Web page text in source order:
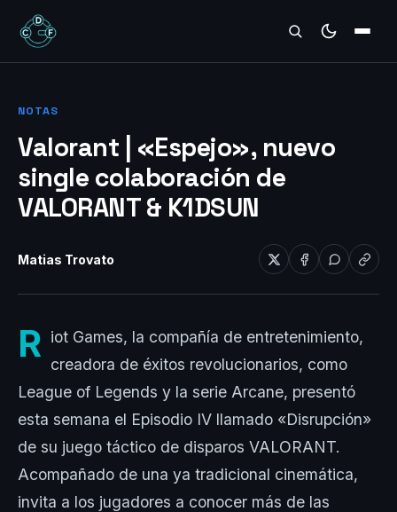
REVIEWS
NOTAS
Valorant | «Espejo», nuevo
single colaboración de
VALORANT & K1DSUN
Matias Trovato
R iot Games, la compañía de entretenimiento,
creadora de éxitos revolucionarios, como
League of Legends y la serie Arcane, presentó
esta semana el Episodio IV llamado «Disrupción»
de su juego táctico de disparos VALORANT.
Acompañado de una ya tradicional cinemática,
invita a los jugadores a conocer más de las